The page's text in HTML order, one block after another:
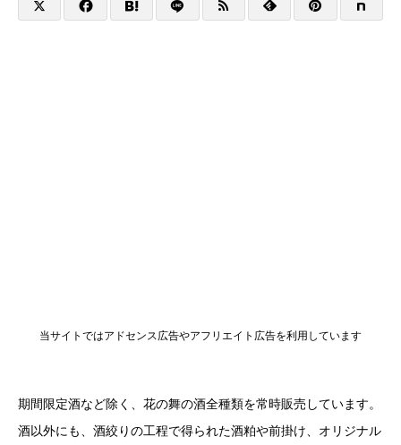
当サイトではアドセンス広告やアフリエイト広告を利用しています
期間限定酒など除く、花の舞の酒全種類を常時販売しています。
酒以外にも、酒絞りの工程で得られた酒粕や前掛け、オリジナル